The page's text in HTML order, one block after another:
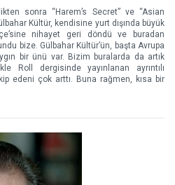
sonra “Harem’s Secret” ve “Asian
Kültür, kendisine yurt dışında büyük
nihayet geri döndü ve buradan
bize. Gülbahar Kültür’ün, başta Avrupa
bir ünü var. Bizim buralarda da artık
Roll dergisinde yayınlanan ayrıntılı
edeni çok arttı. Buna rağmen, kısa bir